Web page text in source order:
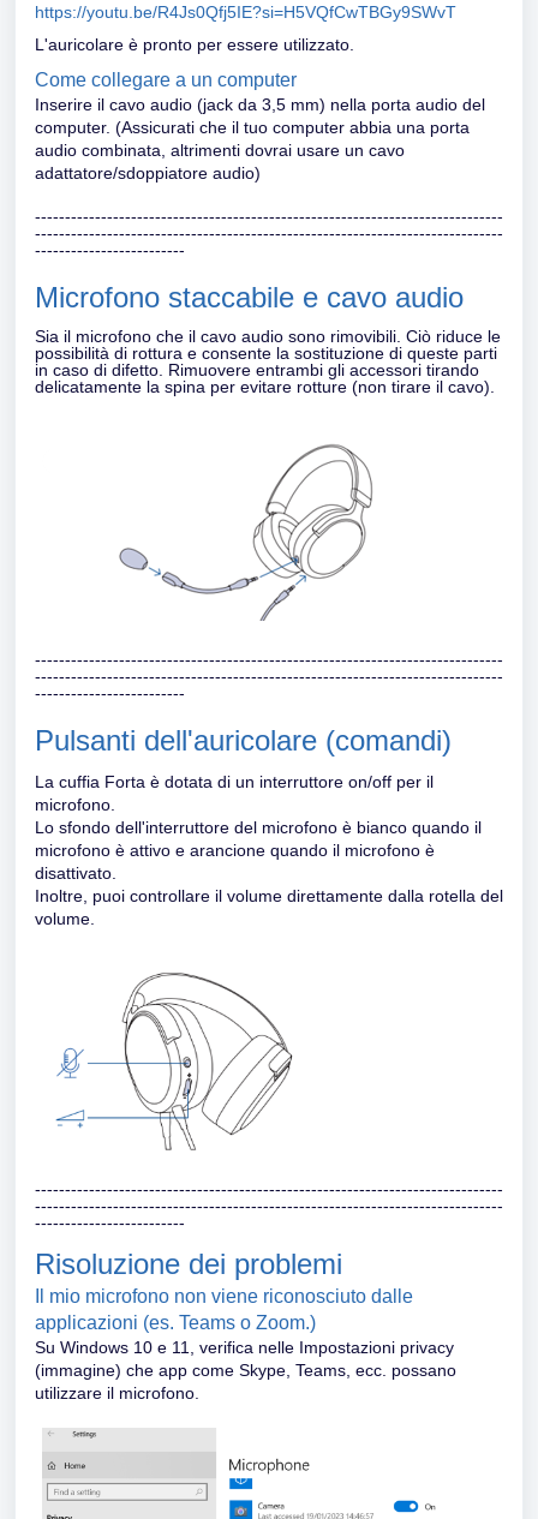
https://youtu.be/R4Js0Qfj5IE?si=H5VQfCwTBGy9SWvT
L'auricolare è pronto per essere utilizzato.
Come collegare a un computer
Inserire il cavo audio (jack da 3,5 mm) nella porta audio del
computer. (Assicurati che il tuo computer abbia una porta
audio combinata, altrimenti dovrai usare un cavo
adattatore/sdoppiatore audio)
------------------------------------------------------------------------------
------------------------------------------------------------------------------
-------------------------
Microfono staccabile e cavo audio
Sia il microfono che il cavo audio sono rimovibili. Ciò riduce le
possibilità di rottura e consente la sostituzione di queste parti
in caso di difetto. Rimuovere entrambi gli accessori tirando
delicatamente la spina per evitare rotture (non tirare il cavo).
------------------------------------------------------------------------------
------------------------------------------------------------------------------
-------------------------
Pulsanti dell'auricolare (comandi)
La cuffia Forta è dotata di un interruttore on/off per il
microfono.
Lo sfondo dell'interruttore del microfono è bianco quando il
microfono è attivo e arancione quando il microfono è
disattivato.
Inoltre, puoi controllare il volume direttamente dalla rotella del
volume.
------------------------------------------------------------------------------
------------------------------------------------------------------------------
-------------------------
Risoluzione dei problemi
Il mio microfono non viene riconosciuto dalle
applicazioni (es. Teams o Zoom.)
Su Windows 10 e 11, verifica nelle Impostazioni privacy
(immagine) che app come Skype, Teams, ecc. possano
utilizzare il microfono.